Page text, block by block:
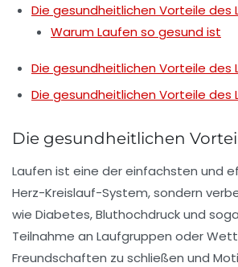
Die gesundheitlichen Vorteile des
Warum Laufen so gesund ist
Die gesundheitlichen Vorteile des
Die gesundheitlichen Vorteile des
Die gesundheitlichen
Laufen ist eine der einfachsten und
Herz-Kreislauf-System, sondern
wie Diabetes, Bluthochdruck und
Teilnahme an Laufgruppen oder
Freundschaften zu schließen und